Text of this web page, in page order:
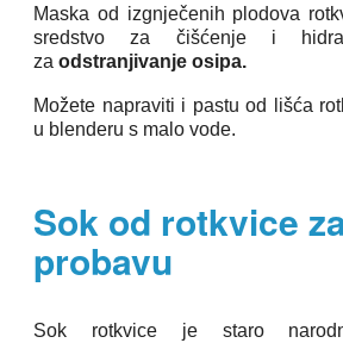
Maska od izgnječenih plodova
sredstvo za čišćenje i
za odstranjivanje osipa.
Možete napraviti i pastu od lišća
u blenderu s malo vode.
Sok od rotkvice
probavu
Sok rotkvice je staro